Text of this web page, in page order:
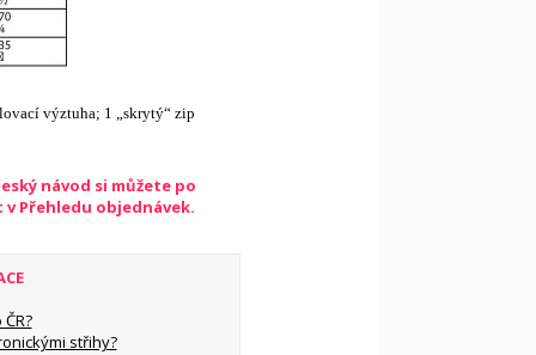
výztuha; 1 „skrytý“ zip
návod si můžete po
Přehledu objednávek.
střihy?